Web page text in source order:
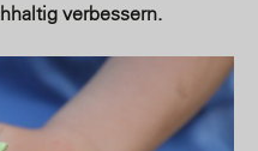
verbessern.